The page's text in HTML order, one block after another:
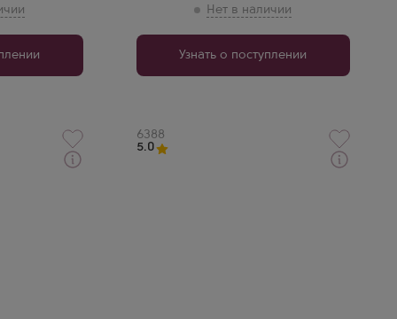
Узнать о поступлении
Артикул
6388
5.0